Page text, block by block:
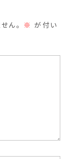
ん。 ※ が付い